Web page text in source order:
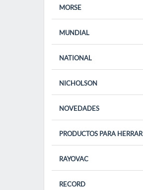
MORSE
MUNDIAL
NATIONAL
NICHOLSON
NOVEDADES
PRODUCTOS PARA HERRAR
RAYOVAC
RECORD